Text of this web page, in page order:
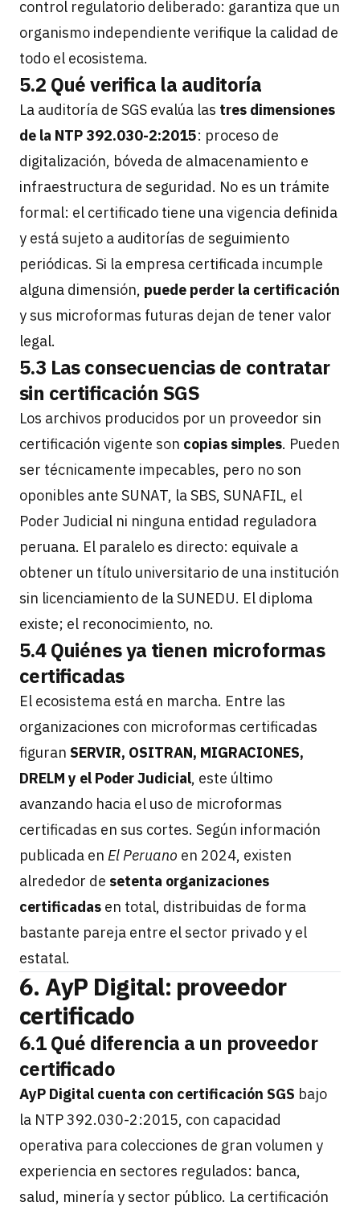
control regulatorio deliberado: garantiza que un
organismo independiente verifique la calidad de
todo el ecosistema.
5.2 Qué verifica la auditoría
La auditoría de SGS evalúa las tres dimensiones
de la NTP 392.030-2:2015: proceso de
digitalización, bóveda de almacenamiento e
infraestructura de seguridad. No es un trámite
formal: el certificado tiene una vigencia definida
y está sujeto a auditorías de seguimiento
periódicas. Si la empresa certificada incumple
alguna dimensión, puede perder la certificación
y sus microformas futuras dejan de tener valor
legal.
5.3 Las consecuencias de contratar
sin certificación SGS
Los archivos producidos por un proveedor sin
certificación vigente son copias simples. Pueden
ser técnicamente impecables, pero no son
oponibles ante SUNAT, la SBS, SUNAFIL, el
Poder Judicial ni ninguna entidad reguladora
peruana. El paralelo es directo: equivale a
obtener un título universitario de una institución
sin licenciamiento de la SUNEDU. El diploma
existe; el reconocimiento, no.
5.4 Quiénes ya tienen microformas
certificadas
El ecosistema está en marcha. Entre las
organizaciones con microformas certificadas
figuran SERVIR, OSITRAN, MIGRACIONES,
DRELM y el Poder Judicial, este último
avanzando hacia el uso de microformas
certificadas en sus cortes. Según información
publicada en El Peruano en 2024, existen
alrededor de setenta organizaciones
certificadas en total, distribuidas de forma
bastante pareja entre el sector privado y el
estatal.
6. AyP Digital: proveedor
certificado
6.1 Qué diferencia a un proveedor
certificado
AyP Digital cuenta con certificación SGS bajo
la NTP 392.030-2:2015, con capacidad
operativa para colecciones de gran volumen y
experiencia en sectores regulados: banca,
salud, minería y sector público. La certificación